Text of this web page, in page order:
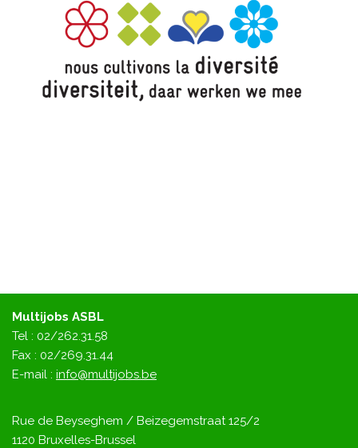
Multijobs ASBL
Tel : 02/262.31.58
Fax : 02/269.31.44
E-mail : info@multijobs.be
Rue de Beyseghem / Beizegemstraat 125/2
1120 Bruxelles-Brussel